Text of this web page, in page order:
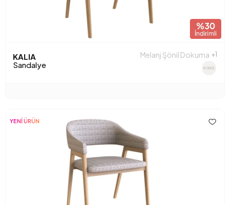
KALIA
Sandalye
Melanj Şönil Dokuma +1
YENİ ÜRÜN